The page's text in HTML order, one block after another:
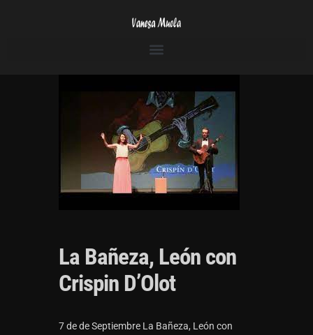
La Bañeza, León con
Crispin D’Olot
7 de de Septiembre La Bañeza, León con